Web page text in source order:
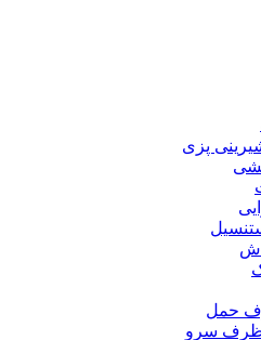
پزی
حمل
ظرف سرو